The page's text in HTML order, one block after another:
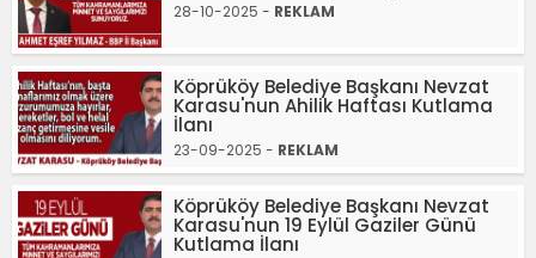
28-10-2025 - REKLAM
Köprüköy Belediye Başkanı Nevzat
Karasu'nun Ahilik Haftası Kutlama
İlanı
23-09-2025 - REKLAM
Köprüköy Belediye Başkanı Nevzat
Karasu'nun 19 Eylül Gaziler Günü
Kutlama İlanı